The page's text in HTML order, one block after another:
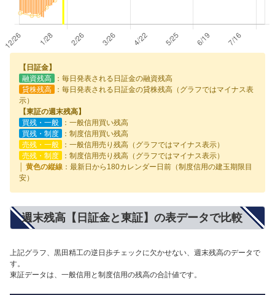
【日証金】
融資残高
：毎日発表される日証金の融資残高
貸株残高
：毎日発表される日証金の貸株残高（グラフではマイナス表
示）
【東証の週末残高】
買残・一般
：一般信用買い残高
買残・制度
：制度信用買い残高
売残・一般
：一般信用売り残高（グラフではマイナス表示）
売残・制度
：制度信用売り残高（グラフではマイナス表示）
│ 黄色の縦線 ：最新日から180カレンダー日前（制度信用の建玉期限目
安）
週末残高【日証金と東証】の表データで比較
上記グラフ、黒田精工の逆日歩チェックに欠かせない、週末残高のデータで
す。
東証データは、一般信用と制度信用の残高の合計値です。